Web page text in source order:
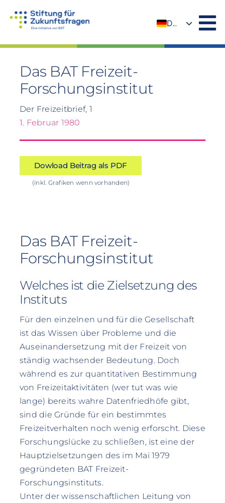
Inhalt
DE
Das BAT Freizeit-
Forschungsinstitut
Der Freizeitbrief, 1
1. Februar 1980
Dowload Beitrag als PDF
(inkl. Grafiken wenn vorhanden)
Das BAT Freizeit-
Forschungsinstitut
Welches ist die Zielsetzung des
Instituts
Für den einzelnen und für die Gesellschaft
ist das Wissen über Probleme und die
Auseinandersetzung mit der Freizeit von
ständig wachsender Bedeutung. Doch
während es zur quantitativen Bestimmung
von Freizeitaktivitäten (wer tut was wie
lange) bereits wahre Datenfriedhöfe gibt,
sind die Gründe für ein bestimmtes
Freizeitverhalten noch wenig erforscht. Diese
Forschungslücke zu schließen, ist eine der
Hauptzielsetzungen des im Mai 1979
gegründeten BAT Freizeit-
Forschungsinstituts.
Unter der wissenschaftlichen Leitung von